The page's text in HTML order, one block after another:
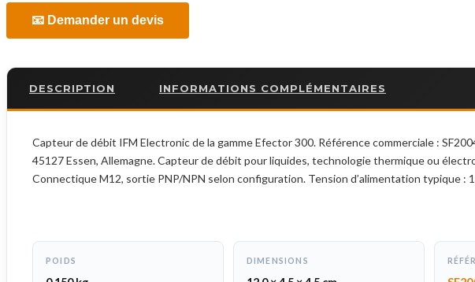
📧 Demander un devis
DESCRIPTION INFORMATIONS COMPLÉMENTAIRES
Capteur de débit IFM Electronic de la gamme Efector 300. Référence commerciale :
45127 Essen, Allemagne. Capteur de débit pour liquides, technologie thermique ou
Connectique M12, sortie PNP/NPN selon configuration. Tension d’alimentation typique :
POIDS DIMENSIONS